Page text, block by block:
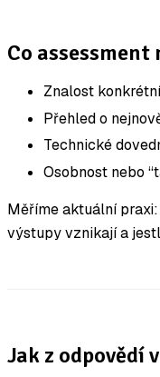
Co
Znalost
Přehled o
Technické
Osobnost nebo
Měříme aktuální
výstupy vznikají a
Jak z odpovědí